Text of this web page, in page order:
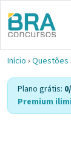
Início › Questões
Plano grátis:
Premium